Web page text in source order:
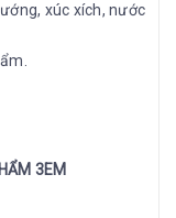
xúc xích, nước
3EM